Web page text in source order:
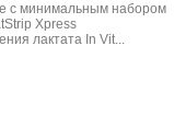
с минимальным набором
Xpress
лактата In Vit...